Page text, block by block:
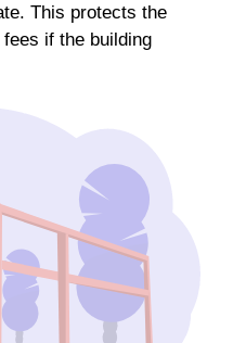
This protects the
if the building